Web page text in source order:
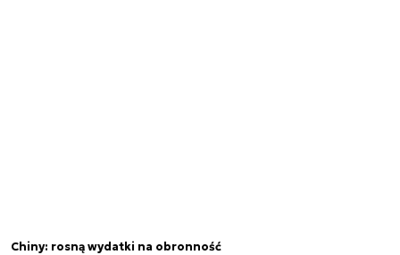
Chiny: rosną wydatki na obronność